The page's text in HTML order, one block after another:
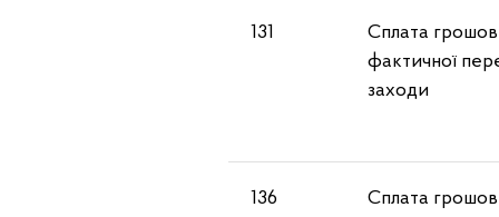
131
Сплата
фактичної
заходи
136
Сплата